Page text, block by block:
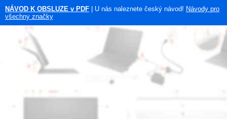
NÁVOD K OBSLUZE v PDF | U nás naleznete český návod! Návody pro
všechny značky